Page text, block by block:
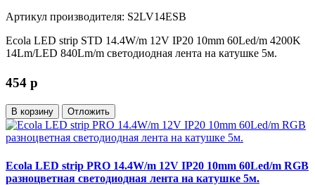
Артикул производителя: S2LV14ESB
Ecola LED strip STD 14.4W/m 12V IP20 10mm 60Led/m 4200K
14Lm/LED 840Lm/m светодиодная лента на катушке 5м.
454 p
В корзину Отложить
Ecola LED strip PRO 14.4W/m 12V IP20 10mm 60Led/m RGB
разноцветная светодиодная лента на катушке 5м.